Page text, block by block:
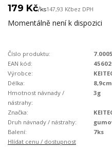
179 Kč/ks147,93 Kčbez DPH
Momentálně není k dispozici
Číslo produktu:
EAN kód:
Výrobce:
Délka:
8,9cm
Hmotnost návnady /
nástrahy:
3g
Značka:
Druh návnady / nástrahy:
Balení:
7ks
Hlídat cenu / dostupnost